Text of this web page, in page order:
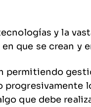
y la
en que se crean y
permitiendo
progresivamente
que debe